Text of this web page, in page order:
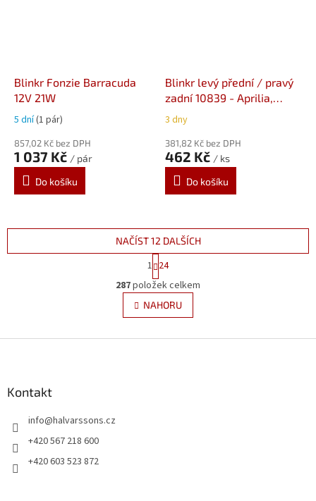
Blinkr Fonzie Barracuda
12V 21W
5 dní(1 pár)
857,02 Kč bez DPH
1 037 Kč / pár
Do košíku
Blinkr levý přední / pravý
zadní 10839 - Aprilia,
BMW, Ducati, Triumph,
Yamaha
3 dny
381,82 Kč bez DPH
462 Kč / ks
Do košíku
O
v
l
á
NAČÍST 12 DALŠÍCH
S
t
r
á
n
k
v
1 24
287položek celkem
NAHORU
Kontakt
info@halvarssons.cz
+420 567 218 600
+420 603 523 872